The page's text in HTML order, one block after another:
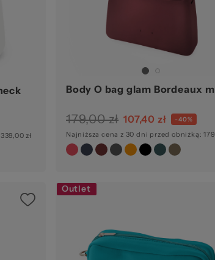
zł
Body O bag glam Bordeaux
179,00 zł 107,40 zł -40%
Najniższa cena z 30 dni przed obniżką:
Outlet